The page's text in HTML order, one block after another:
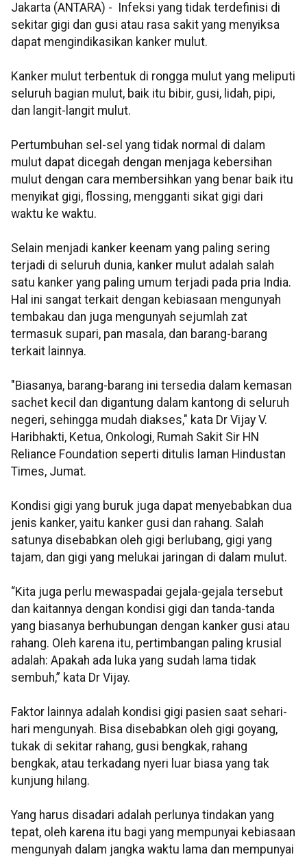
Jakarta (ANTARA) - Infeksi yang tidak terdefinisi di
sekitar gigi dan gusi atau rasa sakit yang menyiksa
dapat mengindikasikan kanker mulut.
Kanker mulut terbentuk di rongga mulut yang meliputi
seluruh bagian mulut, baik itu bibir, gusi, lidah, pipi,
dan langit-langit mulut.
Pertumbuhan sel-sel yang tidak normal di dalam
mulut dapat dicegah dengan menjaga kebersihan
mulut dengan cara membersihkan yang benar baik itu
menyikat gigi, flossing, mengganti sikat gigi dari
waktu ke waktu.
Selain menjadi kanker keenam yang paling sering
terjadi di seluruh dunia, kanker mulut adalah salah
satu kanker yang paling umum terjadi pada pria India.
Hal ini sangat terkait dengan kebiasaan mengunyah
tembakau dan juga mengunyah sejumlah zat
termasuk supari, pan masala, dan barang-barang
terkait lainnya.
"Biasanya, barang-barang ini tersedia dalam kemasan
sachet kecil dan digantung dalam kantong di seluruh
negeri, sehingga mudah diakses," kata Dr Vijay V.
Haribhakti, Ketua, Onkologi, Rumah Sakit Sir HN
Reliance Foundation seperti ditulis laman Hindustan
Times, Jumat.
Kondisi gigi yang buruk juga dapat menyebabkan dua
jenis kanker, yaitu kanker gusi dan rahang. Salah
satunya disebabkan oleh gigi berlubang, gigi yang
tajam, dan gigi yang melukai jaringan di dalam mulut.
“Kita juga perlu mewaspadai gejala-gejala tersebut
dan kaitannya dengan kondisi gigi dan tanda-tanda
yang biasanya berhubungan dengan kanker gusi atau
rahang. Oleh karena itu, pertimbangan paling krusial
adalah: Apakah ada luka yang sudah lama tidak
sembuh,” kata Dr Vijay.
Faktor lainnya adalah kondisi gigi pasien saat sehari-
hari mengunyah. Bisa disebabkan oleh gigi goyang,
tukak di sekitar rahang, gusi bengkak, rahang
bengkak, atau terkadang nyeri luar biasa yang tak
kunjung hilang.
Yang harus disadari adalah perlunya tindakan yang
tepat, oleh karena itu bagi yang mempunyai kebiasaan
mengunyah dalam jangka waktu lama dan mempunyai